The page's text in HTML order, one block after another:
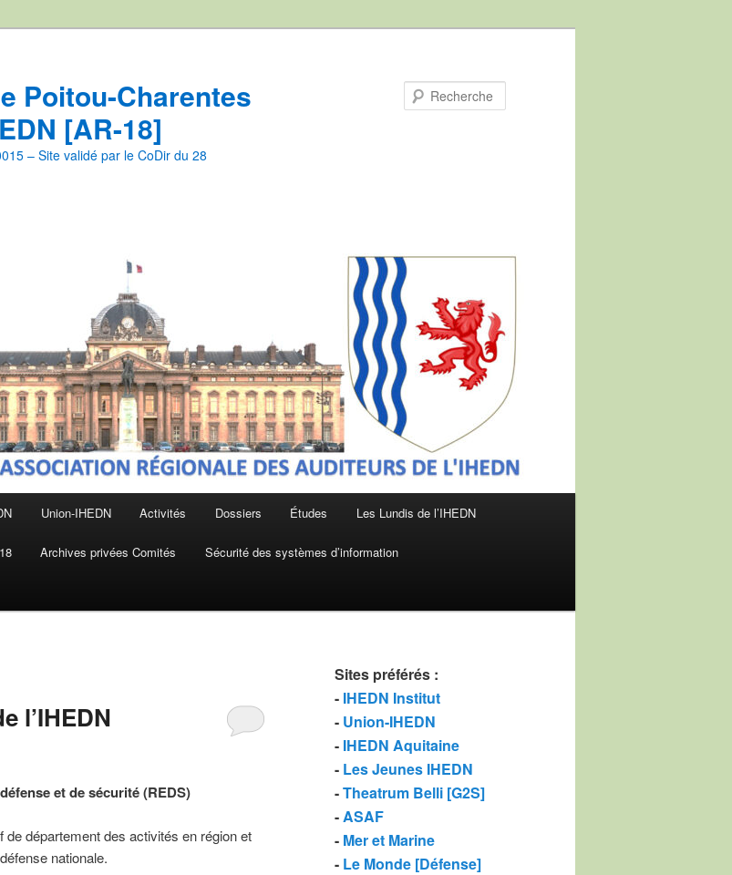
Poitou-Charentes
[AR-18]
– Site validé par le CoDir du 28
Union-IHEDN Activités Dossiers Études Les Lundis de l’IHEDN
Archives privées Comités Sécurité des systèmes d’information
l’IHEDN
et de sécurité (REDS)
de département des activités en région et
nationale.
Sites préférés :
- IHEDN Institut
- Union-IHEDN
- IHEDN Aquitaine
- Les Jeunes IHEDN
-Theatrum Belli [G2S]
-ASAF
- Mer et Marine
- Le Monde [Défense]